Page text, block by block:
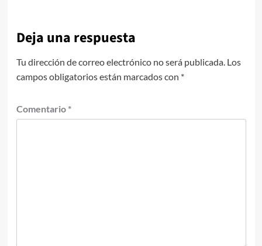
Deja una respuesta
Tu dirección de correo electrónico no será publicada. Los
campos obligatorios están marcados con *
Comentario *